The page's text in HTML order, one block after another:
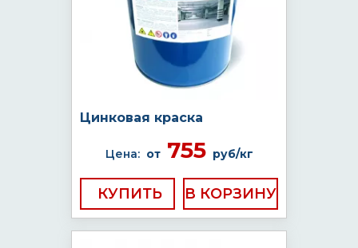
Цинковая краска
Цена: от755 руб/кг
КУПИТЬ